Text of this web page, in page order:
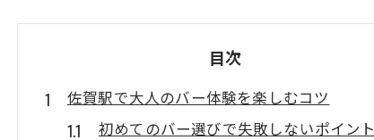
目次
佐賀駅で大人のバー体験を楽しむコツ
初めてのバー選びで失敗しないポイント